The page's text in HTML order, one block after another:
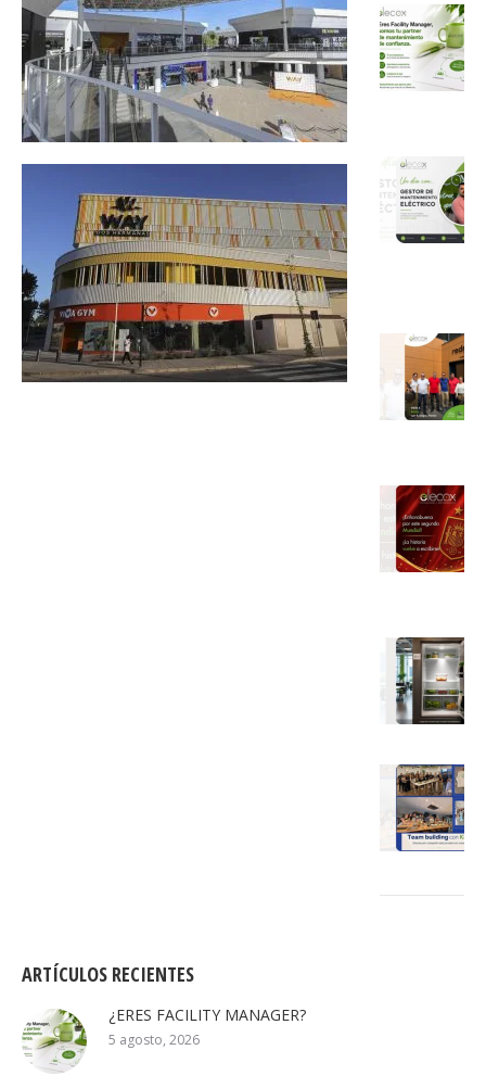
ARTÍCULOS RECIENTES
¿ERES FACILITY MANAGER?
5 agosto, 2026